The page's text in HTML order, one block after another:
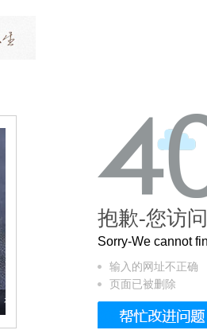
宝的它到底有多美？
抱歉-您访
Sorry-We cannot
输入的网址不正确
页面已被删除